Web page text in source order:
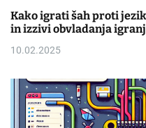
Kako igrati šah proti
in izzivi obvladanja
10.02.2025